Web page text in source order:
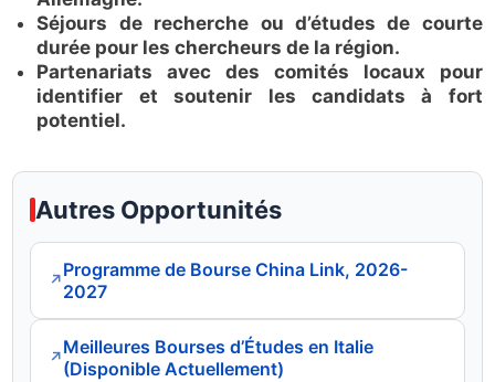
Séjours de recherche ou d’études de courte
durée pour les chercheurs de la région.
Partenariats avec des comités locaux pour
identifier et soutenir les candidats à fort
potentiel.
Autres Opportunités
↗Programme de Bourse China Link, 2026-
2027
↗Meilleures Bourses d’Études en Italie
(Disponible Actuellement)